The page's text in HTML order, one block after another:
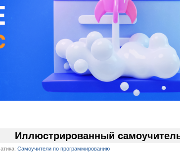
Иллюстрированный
Самоучители по программированию